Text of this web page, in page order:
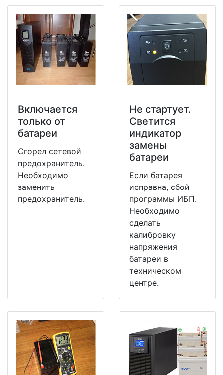
Включается
только от
батареи
Сгорел сетевой
предохранитель.
Необходимо
заменить
предохранитель.
Не стартует.
Светится
индикатор
замены
батареи
Если батарея
исправна, сбой
программы ИБП.
Необходимо
сделать
калибровку
напряжения
батареи в
техническом
центре.